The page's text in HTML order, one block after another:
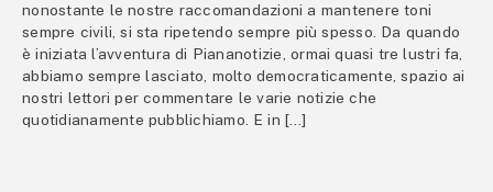
nonostante le nostre raccomandazioni a mantenere toni
sempre civili, si sta ripetendo sempre più spesso. Da quando
è iniziata l’avventura di Piananotizie, ormai quasi tre lustri fa,
abbiamo sempre lasciato, molto democraticamente, spazio ai
nostri lettori per commentare le varie notizie che
quotidianamente pubblichiamo. E in […]